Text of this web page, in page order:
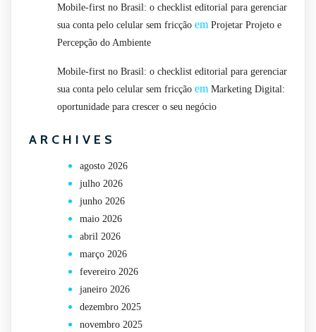
Mobile-first no Brasil: o checklist editorial para gerenciar
sua conta pelo celular sem fricção em Projetar Projeto e
Percepção do Ambiente
Mobile-first no Brasil: o checklist editorial para gerenciar
sua conta pelo celular sem fricção em Marketing Digital:
oportunidade para crescer o seu negócio
ARCHIVES
agosto 2026
julho 2026
junho 2026
maio 2026
abril 2026
março 2026
fevereiro 2026
janeiro 2026
dezembro 2025
novembro 2025